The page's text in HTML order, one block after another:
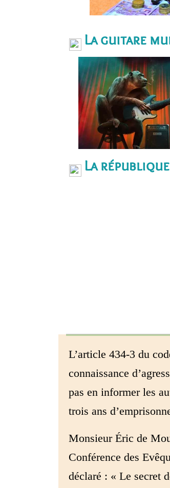
La guitare
La
L’article 434-3 du
connaissance
pas en informer les
trois ans
Monsieur Éric de
Conférence des
déclaré : « Le secret